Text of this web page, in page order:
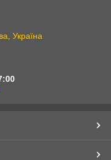
Україна